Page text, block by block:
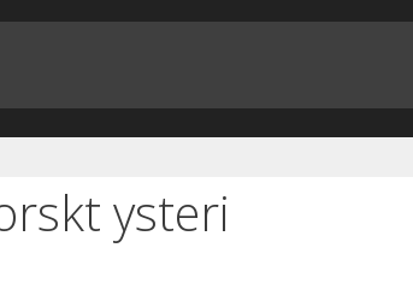
ysteri